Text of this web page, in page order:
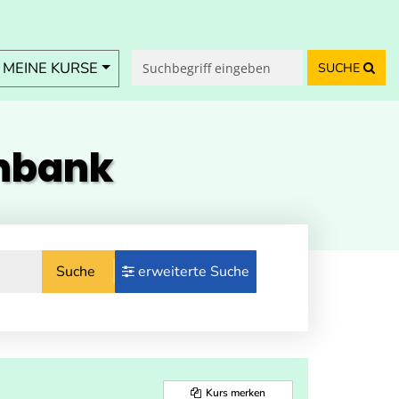
KURSE SUCHE
Suche erweiterte Suche
Kurs merken